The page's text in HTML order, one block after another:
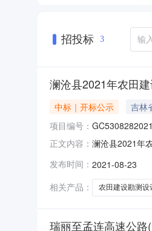
招投标 3
澜沧县2021年农田
中标｜开标公示 吉林
项目编号：
正文内容： 澜沧县2021年
浦贝科技有限
发布时间： 2021-08-23
相关产品：
农田建设勘测设
瑞丽至孟连高速公